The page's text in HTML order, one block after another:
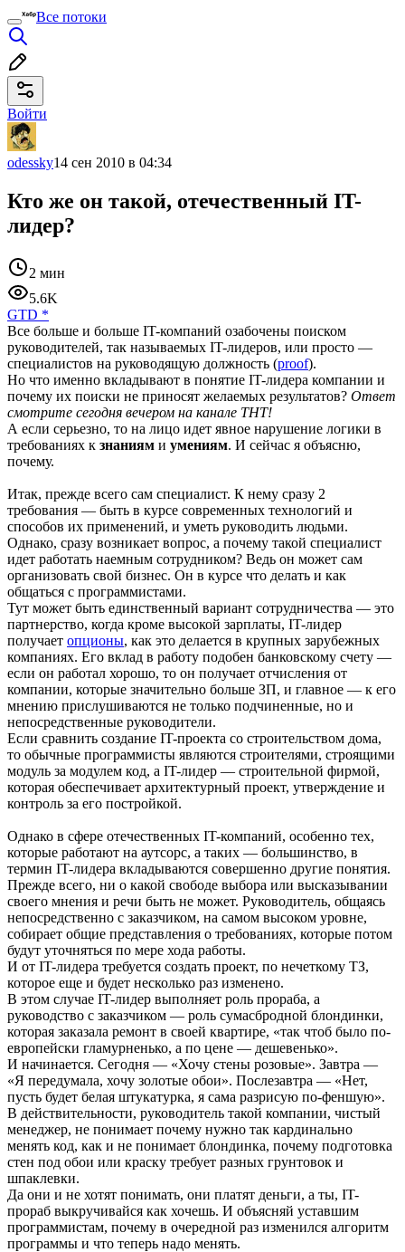
Все потоки
Войти
odessky14 сен 2010 в 04:34
Кто же он такой, отечественный IT-
лидер?
2 мин
5.6K
GTD *
Все больше и больше IT-компаний озабочены поиском
руководителей, так называемых IT-лидеров, или просто —
специалистов на руководящую должность (proof).
Но что именно вкладывают в понятие IT-лидера компании и
почему их поиски не приносят желаемых результатов? Ответ
смотрите сегодня вечером на канале ТНТ!
А если серьезно, то на лицо идет явное нарушение логики в
требованиях к знаниям и умениям. И сейчас я объясню,
почему.
Итак, прежде всего сам специалист. К нему сразу 2
требования — быть в курсе современных технологий и
способов их применений, и уметь руководить людьми.
Однако, сразу возникает вопрос, а почему такой специалист
идет работать наемным сотрудником? Ведь он может сам
организовать свой бизнес. Он в курсе что делать и как
общаться с программистами.
Тут может быть единственный вариант сотрудничества — это
партнерство, когда кроме высокой зарплаты, IT-лидер
получает опционы, как это делается в крупных зарубежных
компаниях. Его вклад в работу подобен банковскому счету —
если он работал хорошо, то он получает отчисления от
компании, которые значительно больше ЗП, и главное — к его
мнению прислушиваются не только подчиненные, но и
непосредственные руководители.
Если сравнить создание IT-проекта со строительством дома,
то обычные программисты являются строителями, строящими
модуль за модулем код, а IT-лидер — строительной фирмой,
которая обеспечивает архитектурный проект, утверждение и
контроль за его постройкой.
Однако в сфере отечественных IT-компаний, особенно тех,
которые работают на аутсорс, а таких — большинство, в
термин IT-лидера вкладываются совершенно другие понятия.
Прежде всего, ни о какой свободе выбора или высказывании
своего мнения и речи быть не может. Руководитель, общаясь
непосредственно с заказчиком, на самом высоком уровне,
собирает общие представления о требованиях, которые потом
будут уточняться по мере хода работы.
И от IT-лидера требуется создать проект, по нечеткому ТЗ,
которое еще и будет несколько раз изменено.
В этом случае IT-лидер выполняет роль прораба, а
руководство с заказчиком — роль сумасбродной блондинки,
которая заказала ремонт в своей квартире, «так чтоб было по-
европейски гламурненько, а по цене — дешевенько».
И начинается. Сегодня — «Хочу стены розовые». Завтра —
«Я передумала, хочу золотые обои». Послезавтра — «Нет,
пусть будет белая штукатурка, я сама разрисую по-феншую».
В действительности, руководитель такой компании, чистый
менеджер, не понимает почему нужно так кардинально
менять код, как и не понимает блондинка, почему подготовка
стен под обои или краску требует разных грунтовок и
шпаклевки.
Да они и не хотят понимать, они платят деньги, а ты, IT-
прораб выкручивайся как хочешь. И объясняй уставшим
программистам, почему в очередной раз изменился алгоритм
программы и что теперь надо менять.